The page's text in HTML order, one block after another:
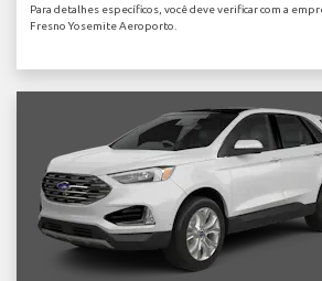
Para detalhes específicos, você deve verificar com a
Fresno Yosemite Aeroporto.